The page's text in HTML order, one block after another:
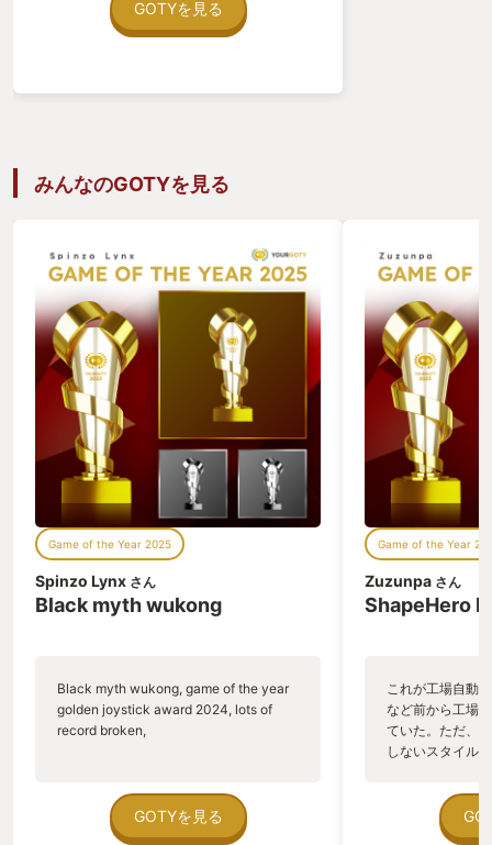
VTuverだ。彼女はＤＡＲＫＳＯＵＬ３初プレイであ
た。スタミナ切れで何もできなくなっていた。ザコ
黒騎士と戦っていた彼女に、思わず私は「盾を構
とコメントした。そもそもバックスタブが起こる条
件を分かっていなかったため、どうすればよいか説
明した。何度かやられながら、ついに１度バックス
タブをきめた。そして黒騎士を倒したのだ。私は自
分のことのように嬉しかった。「自分もこんな感じ
だったな。」そう思った。それから飼猫とうかの配
信を見るのが習慣となってきている。いつかコメン
トで応援しながらクリアまで見守るつもりだ。
これが私とＤＡＲＫＳＯＵＬ３との約８年の軌跡
だ。このゲームを２０２４年のyourGOTYにしなか
ったのはここまで読んでいただいた方ならお気づき
かもしれない。
す。 このゲームでやることを説明しま
しょう ①好きな暖炉を選ぶ ②好みの装
れる火を眺める この５つのステップ踏
ありません。火が燃えているのをただ眺
めるこれだけです。でも、これで良いん
は避けて通れないものです。疲れてませ
んか？癒しを求めていませんか？そんな
アナタにぜひ１度やってみてほしいのが
このゲームです。 揺れる炎はそれ
だけで空間を演出してくれます。ゆっく
りと揺れながら、パチパチと音が鳴るこ
の画面を移せば、その瞬間からあなたの
部屋は北欧のロッジにいるような雰囲気
になるでしょう。試しに好きな音楽やポ
ッドキャストを流してみてください。時
間の流れがゆっくりになっているような
感じがして、リラックスできます。お茶
やココアなんかを用意して、本を読むの
もいいでしょう。自分はこのゲームを起
動して読書をすると物語の世界に没頭で
にしています。そして、疲れて帰って来
て頑張りたくない、ゲームすらする気力
落ち着いた雰囲気に寝落ちちゃうかもれ
ないですよ。 そんなこのゲームは
無料でプレイできます これを聴いて少
是非プレイしてみてくささい
GOTYを見る
みんなのGOTYを見る
Game of the Year 2025
Spinzo Lynx さん
Black myth wukong
Black myth wukong, game of the year
golden joystick award 2024, lots of
record broken,
GOTYを見る
Game of the Year
Zuzunpa さん
ShapeHero
これが工場自動
など前から工場
ていた。ただ、
しないスタイル
ていた。 ただ
在を知ってから
う。気になる。